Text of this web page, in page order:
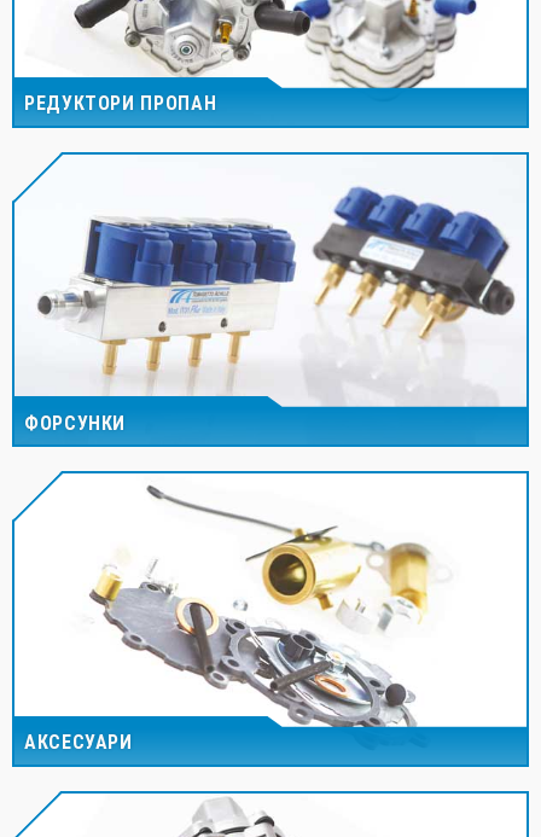
РЕДУКТОРИ ПРОПАН
ФОРСУНКИ
АКСЕСУАРИ